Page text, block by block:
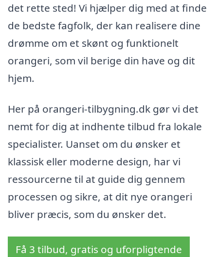
det rette sted! Vi hjælper dig med at finde
de bedste fagfolk, der kan realisere dine
drømme om et skønt og funktionelt
orangeri, som vil berige din have og dit
hjem.
Her på orangeri-tilbygning.dk gør vi det
nemt for dig at indhente tilbud fra lokale
specialister. Uanset om du ønsker et
klassisk eller moderne design, har vi
ressourcerne til at guide dig gennem
processen og sikre, at dit nye orangeri
bliver præcis, som du ønsker det.
Få 3 tilbud, gratis og uforpligtende